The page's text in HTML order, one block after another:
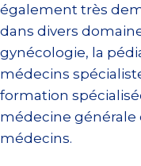
également très
dans divers
gynécologie, la
médecins
formation
médecine générale
médecins.